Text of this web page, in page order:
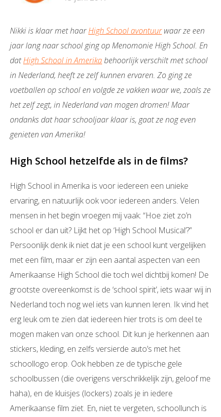
Nikki is klaar met haarHigh School avontuurwaar ze een
jaar lang naar school ging op Menomonie High School. En
datHigh School in Amerikabehoorlijk verschilt met school
in Nederland, heeft ze zelf kunnen ervaren. Zo ging ze
voetballen op school en volgde ze vakken waar we, zoals ze
het zelf zegt, in Nederland van mogen dromen! Maar
ondanks dat haar schooljaar klaar is, gaat ze nog even
genieten van Amerika!
High School hetzelfde als in de films?
High School in Amerika is voor iedereen een unieke
ervaring, en natuurlijk ook voor iedereen anders. Velen
mensen in het begin vroegen mij vaak: “Hoe ziet zo’n
school er dan uit? Lijkt het op ‘High School Musical’?”
Persoonlijk denk ik niet dat je een school kunt vergelijken
met een film, maar er zijn een aantal aspecten van een
Amerikaanse High School die toch wel dichtbij komen! De
grootste overeenkomst is de ‘school spirit’, iets waar wij in
Nederland toch nog wel iets van kunnen leren. Ik vind het
erg leuk om te zien dat iedereen hier trots is om deel te
mogen maken van onze school. Dit kun je herkennen aan
stickers, kleding, en zelfs versierde auto’s met het
schoollogo erop. Ook hebben ze de typische gele
schoolbussen (die overigens verschrikkelijk zijn, geloof me
haha), en de kluisjes (lockers) zoals je in iedere
Amerikaanse film ziet. En, niet te vergeten, schoollunch is